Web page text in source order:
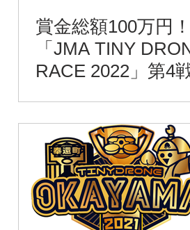
賞金総額100万円！
「JMA TINY
RACE 2022」第4